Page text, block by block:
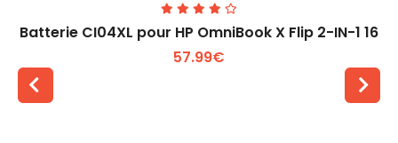
Batterie CI04XL pour HP OmniBook X Flip 2-IN-1 16
57.99€